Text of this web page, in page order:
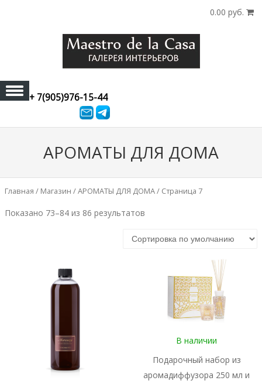
0.00 руб.
+ 7(905)976-15-44
АРОМАТЫ ДЛЯ ДОМА
Главная / Магазин / АРОМАТЫ ДЛЯ ДОМА / Страница 7
Показано 73–84 из 86 результатов
В наличии
Подарочный набор из
аромадиффузора 250 мл и